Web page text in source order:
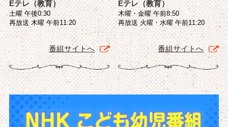
Eテレ（教育）
土曜 午後0:30
再放送 木曜 午前11:20
番組サイトへ
Eテレ（教育）
木曜・金曜 午前8:50
再放送 火曜・水曜 午前11:20
番組サイトへ